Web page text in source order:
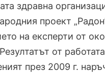
здравна
проект
на експерти от
от
през 2009 г.